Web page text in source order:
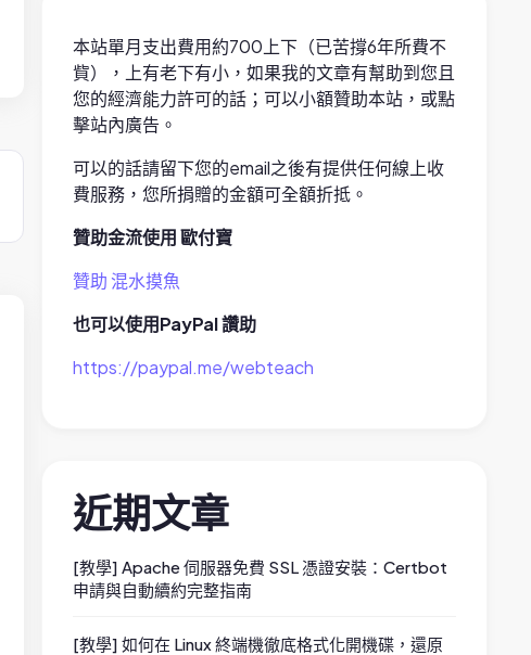
本站單月支出費用約700上下（已苦撐6年所費不
貲），上有老下有小，如果我的文章有幫助到您且
您的經濟能力許可的話；可以小額贊助本站，或點
擊站內廣告。
可以的話請留下您的email之後有提供任何線上收
費服務，您所捐贈的金額可全額折抵。
贊助金流使用 歐付寶
贊助 混水摸魚
也可以使用PayPal 讚助
https://paypal.me/webteach
近期文章
[教學] Apache 伺服器免費 SSL 憑證安裝：Certbot
申請與自動續約完整指南
[教學] 如何在 Linux 終端機徹底格式化開機碟，還原